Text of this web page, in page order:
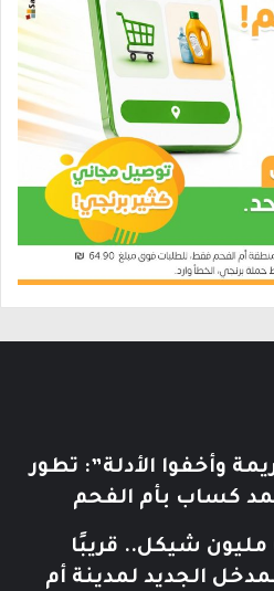
وأخفوا الأدلة”: تطور
كساب بأم الفحم
استثمار بقيمة 600 مليون شيكل.. قريبًا
الجديد لمدينة أم